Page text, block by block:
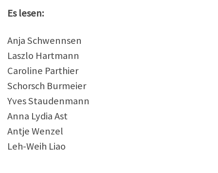
Es lesen:
Anja Schwennsen
Laszlo Hartmann
Caroline Parthier
Schorsch Burmeier
Yves Staudenmann
Anna Lydia Ast
Antje Wenzel
Leh-Weih Liao